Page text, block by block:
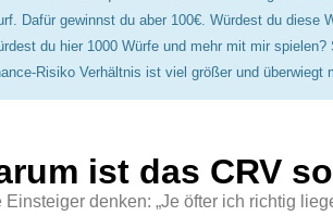
Dafür gewinnst du aber 100€. Würdest du diese
du hier 1000 Würfe und mehr mit mir spielen?
Risiko Verhältnis ist viel größer und überwiegt
ist das CRV
Einsteiger denken: „Je öfter ich richtig